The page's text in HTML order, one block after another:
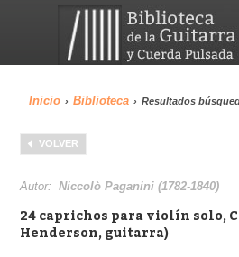
Menu
Biblioteca
Inicio › Biblioteca › Resultados
VOLVER
Autor:Niccolò Paganini (1782-1840)
24 caprichos para violín solo,
Henderson, guitarra)